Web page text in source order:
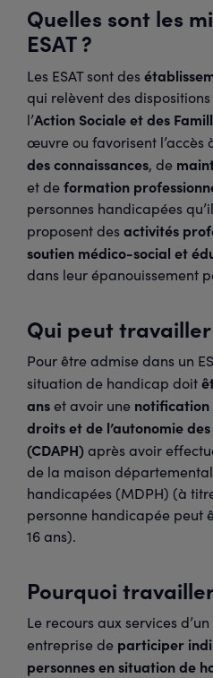
Quelles sont les
ESAT ?
Les ESAT sont des
qui relèvent des
l’Action Sociale et des
œuvre ou favorisent l’accès
des connaissances, de
et deformation
personnes handicapées
proposent desactivités
soutien médico-social et
dans leur épanouissement
Qui peut travailler
Pour être admise dans un
situation de handicap doit
anset avoir une notification
droits et de l’autonomie
(CDAPH)après avoir
de la maison
handicapées (MDPH) (à
personne handicapée peut
16 ans).
Pourquoi travailler
Le recours aux services
entreprise de participer
personnes en situation de